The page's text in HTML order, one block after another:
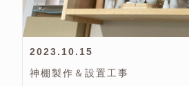
2023.10.15
神棚製作＆設置工事